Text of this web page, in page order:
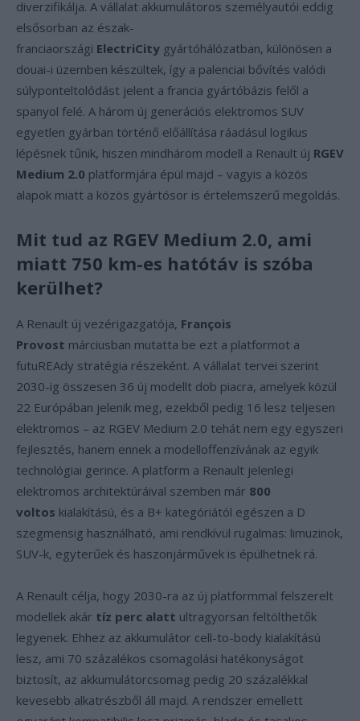
diverzifikálja. A vállalat akkumulátoros személyautói eddig
elsősorban az észak-
franciaországi ElectriCity gyártóhálózatban, különösen a
douai-i üzemben készültek, így a palenciai bővítés valódi
súlyponteltolódást jelent a francia gyártóbázis felől a
spanyol felé. A három új generációs elektromos SUV
egyetlen gyárban történő előállítása ráadásul logikus
lépésnek tűnik, hiszen mindhárom modell a Renault új RGEV
Medium 2.0 platformjára épül majd – vagyis a közös
alapok miatt a közös gyártósor is értelemszerű megoldás.
Mit tud az RGEV Medium 2.0, ami
miatt 750 km-es hatótáv is szóba
kerülhet?
A Renault új vezérigazgatója, François
Provost márciusban mutatta be ezt a platformot a
futuREAdy stratégia részeként. A vállalat tervei szerint
2030-ig összesen 36 új modellt dob piacra, amelyek közül
22 Európában jelenik meg, ezekből pedig 16 lesz teljesen
elektromos – az RGEV Medium 2.0 tehát nem egy egyszeri
fejlesztés, hanem ennek a modelloffenzívának az egyik
technológiai gerince. A platform a Renault jelenlegi
elektromos architektúráival szemben már 800
voltos kialakítású, és a B+ kategóriától egészen a D
szegmensig használható, ami rendkívül rugalmas: limuzinok,
SUV-k, egyterűek és haszonjárművek is épülhetnek rá.
A Renault célja, hogy 2030-ra az új platformmal felszerelt
modellek akár tíz perc alatt ultragyorsan feltölthetők
legyenek. Ehhez az akkumulátor cell-to-body kialakítású
lesz, ami 70 százalékos csomagolási hatékonyságot
biztosít, az akkumulátorcsomag pedig 20 százalékkal
kevesebb alkatrészből áll majd. A rendszer emellett